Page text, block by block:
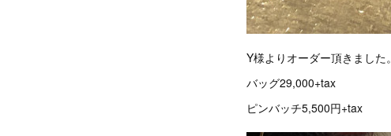
Y様よりオーダー頂きました。
バッグ29,000+tax
ピンバッチ5,500円+tax